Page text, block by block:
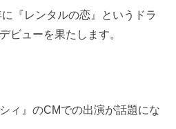
に『レンタルの恋』というドラ
ビューを果たします。
ィ』のCMでの出演が話題にな